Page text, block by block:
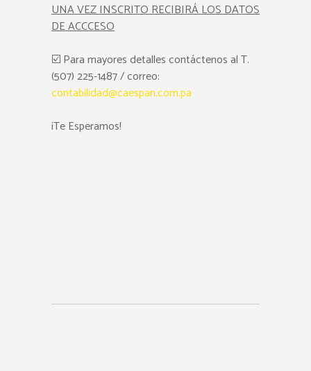
UNA VEZ INSCRITO RECIBIRÁ LOS DATOS
DE ACCCESO
☑️ Para mayores detalles contáctenos al T.
(507) 225-1487 / correo:
contabilidad@caespan.com.pa
¡Te Esperamos!